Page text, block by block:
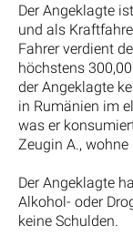
Der Angeklagte
und als
Fahrer verdient
höchstens
der Angeklagte
in Rumänien im
was er
Zeugin A.,
Der Angeklagte
Alkohol- oder
keine Schulden.